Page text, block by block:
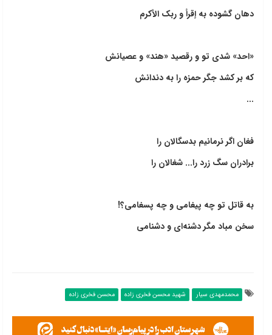
دهان گشوده به إقرأ و ربک الأکرم
«احد» شدی تو و رقصید «هند» و عصیانش
که بر کشد جگر حمزه را به دندانش
...
فغان اگر نرمانیم بدسگالان را
برادران سگ زرد را... شغالان را
به قاتل تو چه پیغامی و چه پسغامی؟!
سخن مباد مگر دشنه‌ای و دشنامی
محمدمهدی سیار شهید محسن فخری زاده محسن فخری زاده